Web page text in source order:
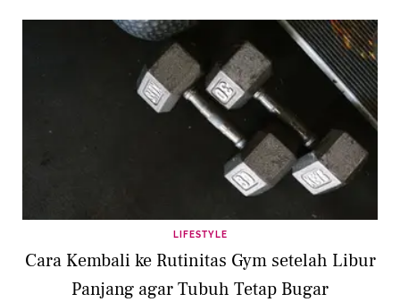
LIFESTYLE
Cara Kembali ke Rutinitas Gym setelah Libur
Panjang agar Tubuh Tetap Bugar